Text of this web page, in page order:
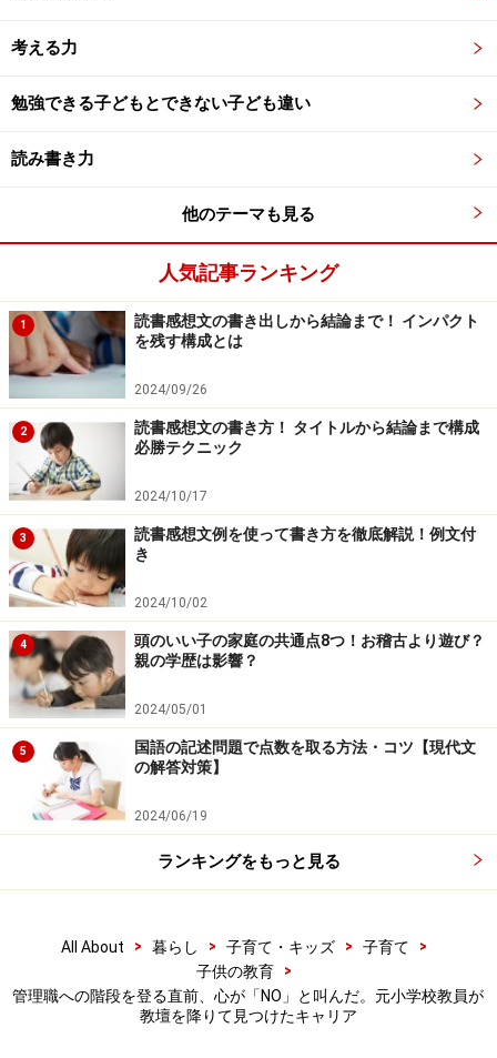
いだせなくなっていきました。「こんな気持ちで管理職
になるのは、子どもたちにも申し訳ない」。その思いが
募り、私は退職を選びました。
自分のキャリアを大きく変えたコーチング
コーチングを生かして独立・起業するというキャリアが
た。教員としての経験を生かしながら、人の成長を後押
しできるかもしれない。その可能性に胸が高鳴り、私は
この分野で新しい一歩を踏み出す決意を固めたのです。
3人の子どもがいる中、夫婦そろって教員を退職したの
で、まさに死に物狂いで学びました。学んで実践してい
く中で、コーチングという対話を通じた支援によって、
人は本当に大きく羽ばたき、成長していくことを心から
実感しました。
現在は、組織コーチングを行ったり、教育事業を行った
りと、自分自身、さまざまなことにチャレンジし続けて
います。その結果、起業してから8カ月で教員の年収を
超え、現在は教員時代の2倍以上を得ています。
しかし、それ以上に大きいのは、毎日がワクワクと充実
に満ちているという実感です。苦しさを感じることはほ
とんどなく、「自分らしい人生」を歩めているという手
応えがあります。
子どもたちにとって何が必要なのか、どう支えれば自ら
学び、挑戦し続ける姿勢を育めるのか。それを常に考え
ながら、自分のビジネスやコーチング活動に取り組んで
考える力
勉強できる子どもとできない子ども違い
読み書き力
他のテーマも見る
人気記事ランキング
1
読書感想文の書き出しから結論まで！ インパクト
を残す構成とは
2024/09/26
2
読書感想文の書き方！ タイトルから結論まで構成
必勝テクニック
2024/10/17
3
読書感想文例を使って書き方を徹底解説！例文付
き
2024/10/02
4
頭のいい子の家庭の共通点8つ！お稽古より遊び？
親の学歴は影響？
2024/05/01
5
国語の記述問題で点数を取る方法・コツ【現代文
の解答対策】
2024/06/19
ランキングをもっと見る
All About > 暮らし > 子育て・キッズ > 子育て
>
子供の教育
>
管理職への階段を登る直前、心が「NO」と叫んだ。元小学校教員が
教壇を降りて見つけたキャリア